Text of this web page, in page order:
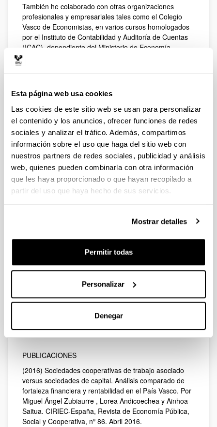
Esta página web usa cookies
Las cookies de este sitio web se usan para personalizar
el contenido y los anuncios, ofrecer funciones de redes
sociales y analizar el tráfico. Además, compartimos
información sobre el uso que haga del sitio web con
nuestros partners de redes sociales, publicidad y análisis
web, quienes pueden combinarla con otra información
que les haya proporcionado o que hayan recopilado a
partir del uso que haya hecho de sus servicios.
Mostrar detalles
Permitir todas
Personalizar
Denegar
También he colaborado con otras organizaciones
profesionales y empresariales tales como el Colegio
Vasco de Economistas, en varios cursos homologados
por el Instituto de Contabilidad y Auditoría de Cuentas
(ICAC), dependiente del Ministerio de Economía,
reconocidos como acreditativo de la formación teórica
los Licenciados en Economía.
Investigación
Doctora en CC. Económicas y Empresariales por la
Universidad del País Vasco (UPV/EHU) en Junio 1999
con la Tesis titulada: La diferencia de expectativas y la
información empresarial: retos para la auditoría.
He participado en los Posgrados en titulaciones oficiales
con enfoque investigador siguientes: Programas de
Doctorado en Contabilidad (bajo diferentes
2002 hasta el curso 2006- 2007, y Máster en Dirección
desde el curso 2009- 2010 hasta la actualidad, en la
materia Control interno como instrumento de gestión y
interno, gestión de riesgos, gobierno corporativo y su
relación con contabilidad y divulgación de información y
la auditoría de cuentas.
Áreas de investigación: divulgación de información y
estados financieros, auditoría, "assurance",
PUBLICACIONES
(2016) Sociedades cooperativas de trabajo asociado
versus sociedades de capital. Análisis comparado de
fortaleza financiera y rentabilidad en el País Vasco. Por
Miguel Ángel Zubiaurre , Lorea Andicoechea y Ainhoa
Saitua. CIRIEC-España, Revista de Economía Pública,
Social y Cooperativa, nº 86. Abril 2016.